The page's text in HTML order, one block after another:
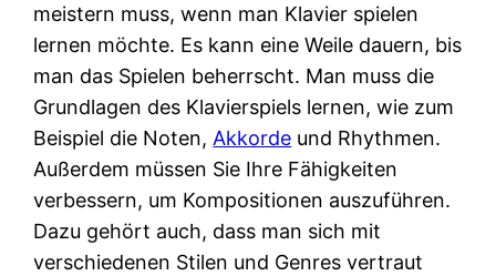
meistern muss, wenn man Klavier spielen
lernen möchte. Es kann eine Weile dauern, bis
man das Spielen beherrscht. Man muss die
Grundlagen des Klavierspiels lernen, wie zum
Beispiel die Noten, Akkorde und Rhythmen.
Außerdem müssen Sie Ihre Fähigkeiten
verbessern, um Kompositionen auszuführen.
Dazu gehört auch, dass man sich mit
verschiedenen Stilen und Genres vertraut